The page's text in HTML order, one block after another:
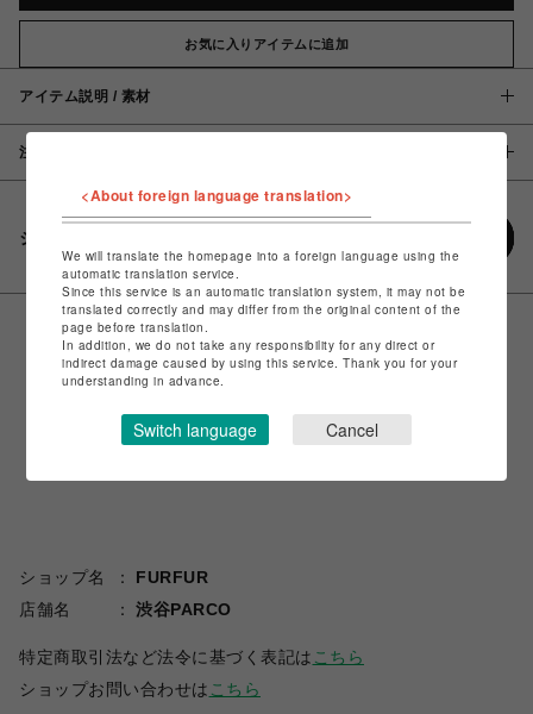
お気に入りアイテムに追加
アイテム説明 / 素材
注意事項
シェアする
ショップ名
FURFUR
店舗名
渋谷PARCO
特定商取引法など法令に基づく表記は こちら
ショップお問い合わせは こちら
<About foreign language translation>
We will translate the homepage into a foreign language using the
automatic translation service.
Since this service is an automatic translation system, it may not be
translated correctly and may differ from the original content of the
page before translation.
In addition, we do not take any responsibility for any direct or
indirect damage caused by using this service. Thank you for your
understanding in advance.
Switch language Cancel